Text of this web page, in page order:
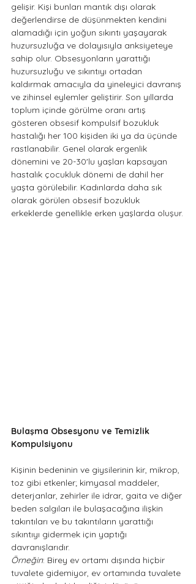
gelişir. Kişi bunları mantık dışı olarak
değerlendirse de düşünmekten kendini
alamadığı için yoğun sıkıntı yaşayarak
huzursuzluğa ve dolayısıyla anksiyeteye
sahip olur. Obsesyonların yarattığı
huzursuzluğu ve sıkıntıyı ortadan
kaldırmak amacıyla da yineleyici davranış
ve zihinsel eylemler geliştirir. Son yıllarda
toplum içinde görülme oranı artış
gösteren obsesif kompulsif bozukluk
hastalığı her 100 kişiden iki ya da üçünde
rastlanabilir. Genel olarak ergenlik
dönemini ve 20-30'lu yaşları kapsayan
hastalık çocukluk dönemi de dahil her
yaşta görülebilir. Kadınlarda daha sık
olarak görülen obsesif bozukluk
erkeklerde genellikle erken yaşlarda oluşur.
Bulaşma Obsesyonu ve Temizlik
Kompulsiyonu
Kişinin bedeninin ve giysilerinin kir, mikrop,
toz gibi etkenler; kimyasal maddeler,
deterjanlar, zehirler ile idrar, gaita ve diğer
beden salgıları ile bulaşacağına ilişkin
takıntıları ve bu takıntıların yarattığı
sıkıntıyı gidermek için yaptığı
davranışlarıdır.
Örneğin: Birey ev ortamı dışında hiçbir
tuvalete gidemiyor, ev ortamında tuvalete